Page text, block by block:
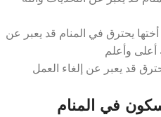
يحترق في المنام قد يعبر عن
وأعلم
قد يعبر عن إلغاء العمل
في المنام